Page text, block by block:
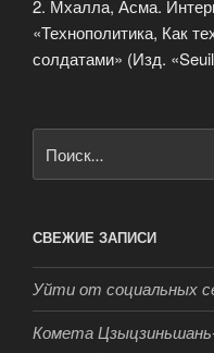
2. Мхалла, Асма.
«Технополитика, Как
солдатами» (Изд.
СВЕЖИЕ ЗАПИСИ
Уйти от социальных
Комета